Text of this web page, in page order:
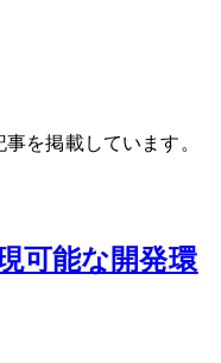
記事を掲載しています。
でも再現可能な開発環